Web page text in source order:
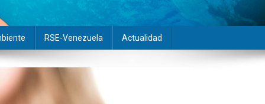
RSE-Venezuela Actualidad